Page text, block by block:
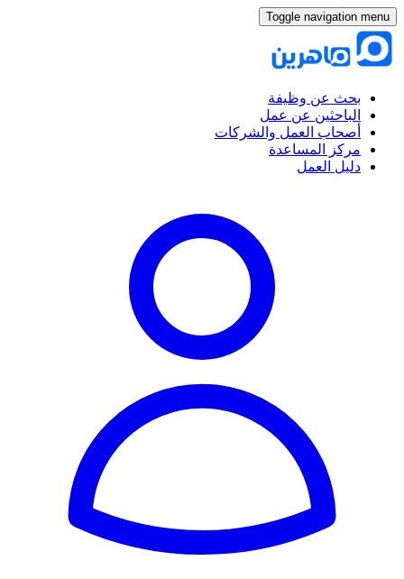
Toggle navigation menu
بحث عن وظيفة
الباحثين عن عمل
أصحاب العمل والشركات
مركز المساعدة
دليل العمل